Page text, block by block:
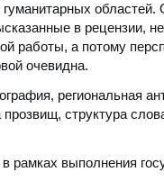
гуманитарных
в рецензии,
работы, а потому
очевидна.
региональная
структура
рамках выполнения